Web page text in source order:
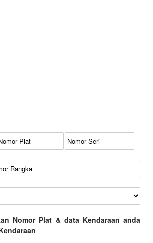
Nomor Plat & data Kendaraan anda